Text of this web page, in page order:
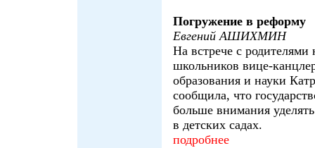
Погружение в реформу
Евгений АШИХМИН
На встрече с родителями
школьников вице-
образования и науки
сообщила, что
больше внимания
в детских садах.
подробнее